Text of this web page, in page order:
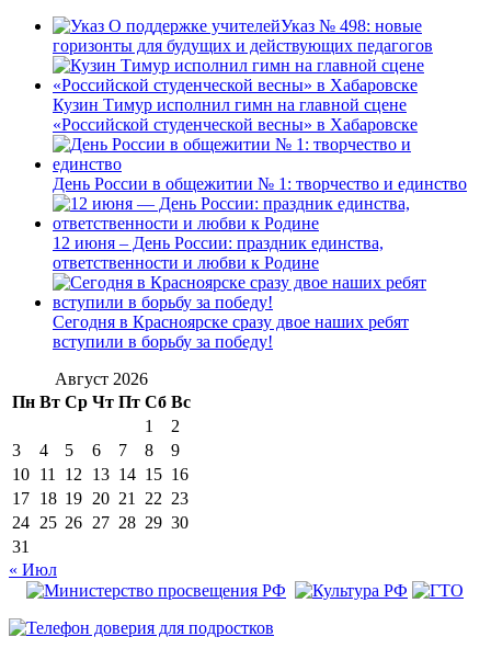
Указ № 498: новые
горизонты для будущих и действующих педагогов
Кузин Тимур исполнил гимн на главной сцене
«Российской студенческой весны» в Хабаровске
День России в общежитии № 1: творчество и единство
12 июня – День России: праздник единства,
ответственности и любви к Родине
Сегодня в Красноярске сразу двое наших ребят
вступили в борьбу за победу!
Август 2026
Пн Вт Ср Чт Пт Сб Вс
1
2
3
4 5 6 7 8
9
10 11 12 13 14 15 16
17 18 19 20 21 22 23
24 25 26 27 28 29 30
31
« Июл